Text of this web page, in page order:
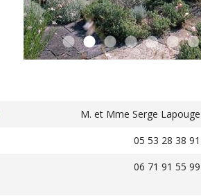
M. et Mme Serge Lapouge
05 53 28 38 91
06 71 91 55 99